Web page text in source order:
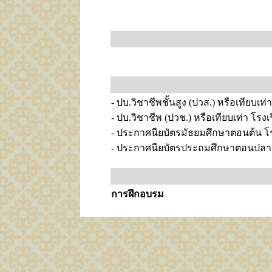
- ปบ.วิชาชีพชั้นสูง (ปวส.) หรือเทียบเท่
- ปบ.วิชาชีพ (ปวช.) หรือเทียบเท่า โร
- ประกาศนียบัตรมัธยมศึกษาตอนต้น โ
- ประกาศนียบัตรประถมศึกษาตอนปล
การฝึกอบรม